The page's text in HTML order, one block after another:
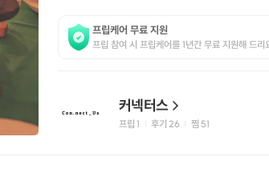
프립케어 무료 지원
프립 참여 시 프립케어를 1년간 무료 지원해 드리
커넥터스
프립 1 후기 26 찜 51